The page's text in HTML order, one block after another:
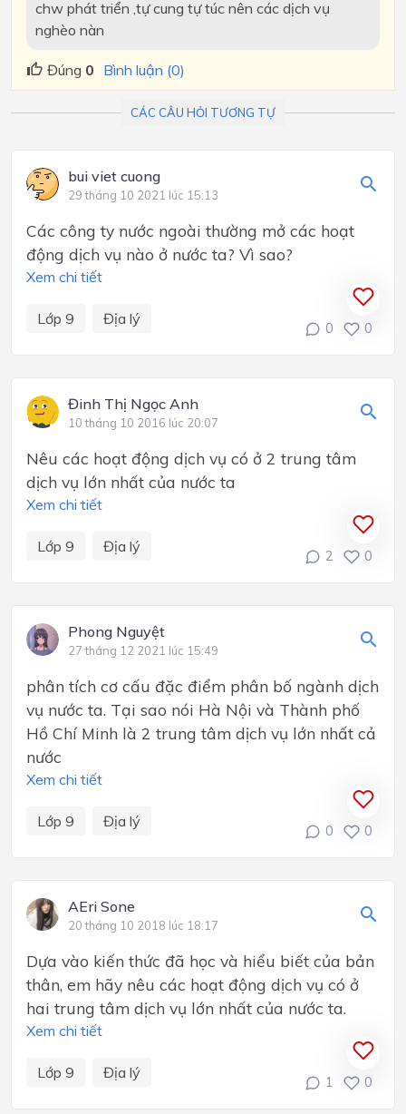
chw phát triển ,tự cung tự túc nên các dịch vụ
nghèo nàn
Đúng 0 Bình luận (0)
CÁC CÂU HỎI TƯƠNG TỰ
bui viet cuong
29 tháng 10 2021 lúc 15:13
Các công ty nước ngoài thường mở các hoạt
động dịch vụ nào ở nước ta? Vì sao?
Xem chi tiết
Lớp 9 Địa lý
0 0
Đinh Thị Ngọc Anh
10 tháng 10 2016 lúc 20:07
Nêu các hoạt động dịch vụ có ở 2 trung tâm
dịch vụ lớn nhất của nước ta
Xem chi tiết
Lớp 9 Địa lý
2 0
Phong Nguyệt
27 tháng 12 2021 lúc 15:49
phân tích cơ cấu đặc điểm phân bố ngành dịch
vụ nước ta. Tại sao nói Hà Nội và Thành phố
Hồ Chí Minh là 2 trung tâm dịch vụ lớn nhất cả
nước
Xem chi tiết
Lớp 9 Địa lý
0 0
AEri Sone
20 tháng 10 2018 lúc 18:17
Dựa vào kiến thức đã học và hiểu biết của bản
thân, em hãy nêu các hoạt động dịch vụ có ở
hai trung tâm dịch vụ lớn nhất của nước ta.
Xem chi tiết
Lớp 9 Địa lý
1 0